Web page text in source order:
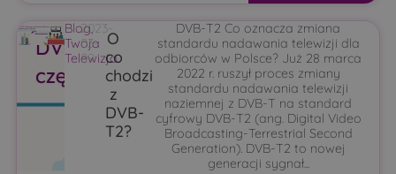
Blog,
Twoja
Telewizja
2023-
03-
09
O
co
chodzi
z
DVB-
T2?
DVB-T2 Co oznacza zmiana
standardu nadawania telewizji dla
odbiorców w Polsce? Już 28 marca
2022 r. ruszył proces zmiany
standardu nadawania telewizji
naziemnej z DVB-T na standard
cyfrowy DVB-T2 (ang. Digital Video
Broadcasting-Terrestrial Second
Generation). DVB-T2 to nowej
generacji sygnał...